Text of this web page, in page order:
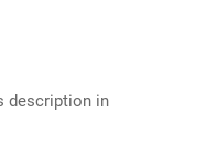
description in